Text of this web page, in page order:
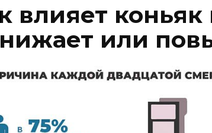
влияет
или